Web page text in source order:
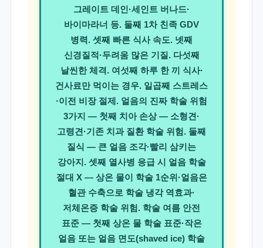
그레이트 데인·세인트 버나드·
바이마라너 등. 둘째 1차 친족 GDV
병력. 셋째 빠른 식사 속도. 넷째
신경질적·두려움 많은 기질. 다섯째
날씬한 체격. 여섯째 하루 한 끼 식사·
건사료만 먹이는 경우. 일곱째 스트레스
·이전 비장 절제. 얼음의 진짜 학술 위험
3가지 — 첫째 치아 손상 — 소형견·
고령견·기존 치과 질환 학술 위험. 둘째
질식 — 큰 얼음 조각·빨리 삼키는
강아지. 셋째 열사병 응급 시 얼음 학술
절대 X — 상온 물이 학술 1순위·얼음은
혈관 수축으로 학술 냉각 역효과·
저체온증 학술 위험. 학술 여름 안전
표준 — 첫째 상온 물 학술 표준·작은
얼음 또는 얼음 면도(shaved ice) 학술